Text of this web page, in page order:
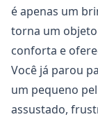
é apenas um
torna um objeto
conforta e
Você já parou
um pequeno
assustado,